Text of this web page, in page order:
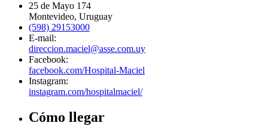
25 de Mayo 174
Montevideo, Uruguay
(598) 29153000
E-mail:
direccion.maciel@asse.com.uy
Facebook:
facebook.com/Hospital-Maciel
Instagram:
instagram.com/hospitalmaciel/
Cómo llegar